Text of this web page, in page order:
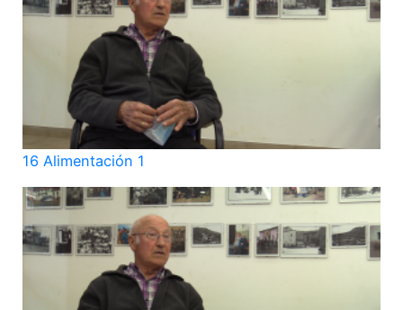
16 Alimentación 1